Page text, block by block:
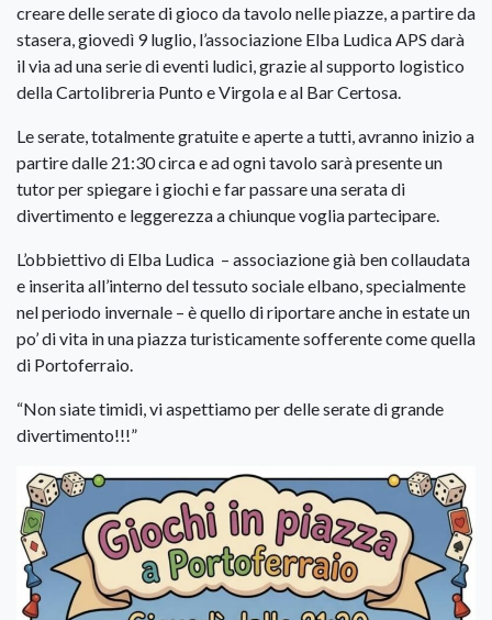
creare delle serate di gioco da tavolo nelle piazze, a partire da
stasera, giovedì 9 luglio, l’associazione Elba Ludica APS darà
il via ad una serie di eventi ludici, grazie al supporto logistico
della Cartolibreria Punto e Virgola e al Bar Certosa.
Le serate, totalmente gratuite e aperte a tutti, avranno inizio a
partire dalle 21:30 circa e ad ogni tavolo sarà presente un
tutor per spiegare i giochi e far passare una serata di
divertimento e leggerezza a chiunque voglia partecipare.
L’obbiettivo di Elba Ludica – associazione già ben collaudata
e inserita all’interno del tessuto sociale elbano, specialmente
nel periodo invernale – è quello di riportare anche in estate un
po’ di vita in una piazza turisticamente sofferente come quella
di Portoferraio.
“Non siate timidi, vi aspettiamo per delle serate di grande
divertimento!!!”